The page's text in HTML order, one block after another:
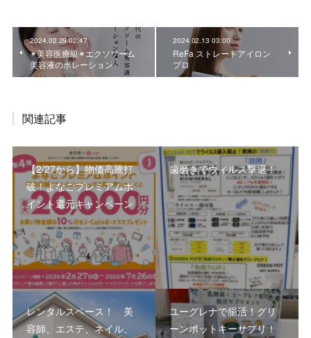
2024.02.29 02:47
✴︎美容医療級✴︎エクソソーム
美容液のポレーション
2024.02.13 03:00
ReFa ストレートアイロン
プロ
関連記事
【2/27から】物価高騰打
破！よなごプレミアムポ
イント還元キャンペーン
歯磨きでウィルス撃退！
レンタルスペース！ 美
容師、エステ、ネイル、
ユーグレナで腸活！グリ
ーンポットキーサプリ！